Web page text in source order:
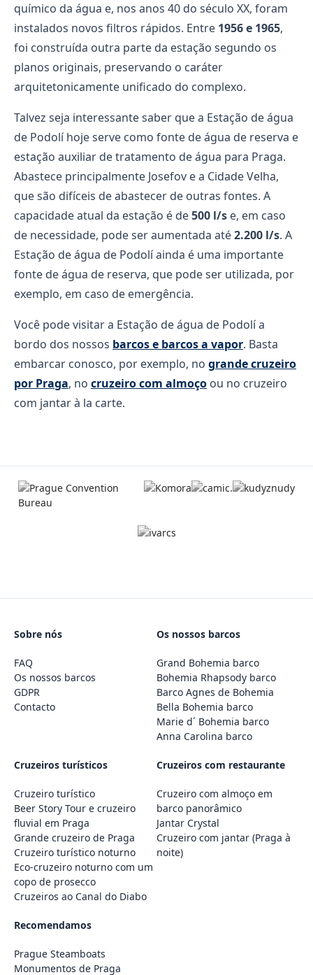
químico da água e, nos anos 40 do século XX, foram
instalados novos filtros rápidos. Entre 1956 e 1965,
foi construída outra parte da estação segundo os
planos originais, preservando o caráter
arquitetonicamente unificado do complexo.
Talvez seja interessante saber que a Estação de água
de Podolí hoje serve como fonte de água de reserva e
estação auxiliar de tratamento de água para Praga.
Abastece principalmente Josefov e a Cidade Velha,
que são difíceis de abastecer de outras fontes. A
capacidade atual da estação é de500 l/s e, em caso
de necessidade, pode ser aumentada até2.200 l/s. A
Estação de água de Podolí ainda é uma importante
fonte de água de reserva, que pode ser utilizada, por
exemplo, em caso de emergência.
Você pode visitar a Estação de água de Podolí a
bordo dos nossos barcos e barcos a vapor. Basta
embarcar conosco, por exemplo, no grande cruzeiro
por Praga, no cruzeiro com almoço ou no cruzeiro
com jantar à la carte.
Sobre nós
FAQ
Os nossos barcos
GDPR
Contacto
Os nossos barcos
Grand Bohemia barco
Bohemia Rhapsody barco
Barco Agnes de Bohemia
Bella Bohemia barco
Marie d´ Bohemia barco
Anna Carolina barco
Cruzeiros turísticos
Cruzeiro turístico
Beer Story Tour e cruzeiro
fluvial em Praga
Grande cruzeiro de Praga
Cruzeiro turístico noturno
Eco-cruzeiro noturno com um
copo de prosecco
Cruzeiros ao Canal do Diabo
Cruzeiros com restaurante
Cruzeiro com almoço em
barco panorâmico
Jantar Crystal
Cruzeiro com jantar (Praga à
noite)
Recomendamos
Prague Steamboats
Monumentos de Praga